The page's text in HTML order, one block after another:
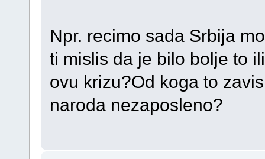
Npr. recimo sada Srbija
ti mislis da je bilo bolje to
ovu krizu?Od koga to
naroda nezaposleno?